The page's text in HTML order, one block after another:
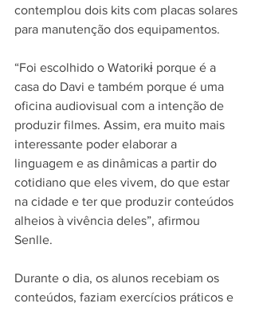
contemplou dois kits com placas solares
para manutenção dos equipamentos.
“Foi escolhido o Watorikɨ porque é a
casa do Davi e também porque é uma
oficina audiovisual com a intenção de
produzir filmes. Assim, era muito mais
interessante poder elaborar a
linguagem e as dinâmicas a partir do
cotidiano que eles vivem, do que estar
na cidade e ter que produzir conteúdos
alheios à vivência deles”, afirmou
Senlle.
Durante o dia, os alunos recebiam os
conteúdos, faziam exercícios práticos e